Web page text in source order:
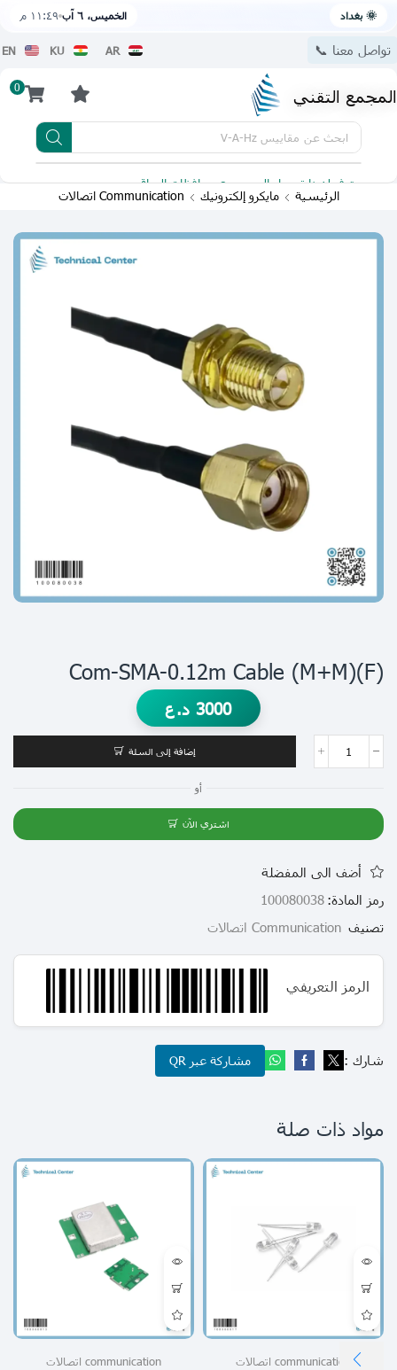
🌞 بغداد الخميس، ٦ آب ١١:٤٩ م
تواصل معنا 📞 AR
KU
EN
المجمع التقني 0
ابحث عن مقاييس V-A-Hz
يتوفر لدينا توصيل الى جميع محافظات العراق
الرئيسية مايكرو إلكترونيك Communication اتصالات
Com-SMA-0.12m Cable (m+m)(f)
3000 د.ع
إضافة إلى السلة
أو
اشتري الآن
أضف الى المفضلة
رمز المادة: 100080038
تصنيف Communication اتصالات
الرمز التعريفي
شارك : مشاركة عبر QR
مواد ذات صلة
communication اتصالات communication اتصالات